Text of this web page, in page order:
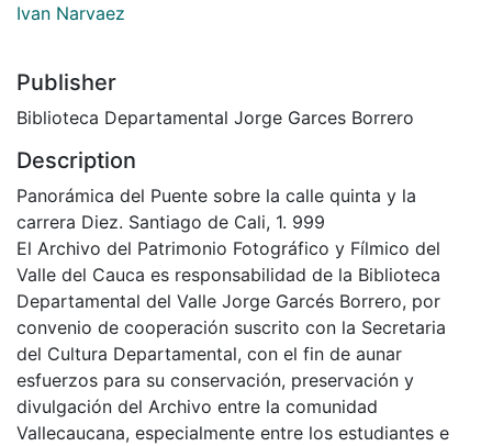
Ivan Narvaez
Publisher
Biblioteca Departamental Jorge Garces Borrero
Description
Panorámica del Puente sobre la calle quinta y la
carrera Diez. Santiago de Cali, 1. 999
El Archivo del Patrimonio Fotográfico y Fílmico del
Valle del Cauca es responsabilidad de la Biblioteca
Departamental del Valle Jorge Garcés Borrero, por
convenio de cooperación suscrito con la Secretaria
del Cultura Departamental, con el fin de aunar
esfuerzos para su conservación, preservación y
divulgación del Archivo entre la comunidad
Vallecaucana, especialmente entre los estudiantes e